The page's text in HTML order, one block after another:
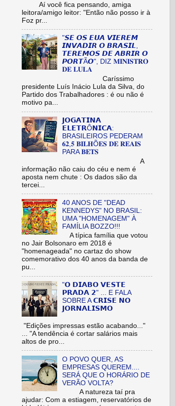
Aí você fica pensando, amiga
leitora/amigo leitor: "Então não posso ir à
Foz pr...
"𝙎𝙀 𝙊𝙎 𝙀𝙐𝘼 𝙑𝙄𝙀𝙍𝙀𝙈
𝙄𝙉𝙑𝘼𝘿𝙄𝙍 𝙊 𝘽𝙍𝘼𝙎𝙄𝙇,
𝙏𝙀𝙍𝙀𝙈𝙊𝙎 𝘿𝙀 𝘼𝘽𝙍𝙄𝙍 𝙊
𝙋𝙊𝙍𝙏Ã𝙊", DIZ 𝐌𝐈𝐍𝐈𝐒𝐓𝐑𝐎
𝐃𝐄 𝐋𝐔𝐋𝐀
Caríssimo
presidente Luís Inácio Lula da Silva, do
Partido dos Trabalhadores : é ou não é
motivo pa...
𝗝𝗢𝗚𝗔𝗧𝗜𝗡𝗔
𝗘𝗟𝗘𝗧𝗥Ô𝗡𝗜𝗖𝗔:
BRASILEIROS PEDERAM
𝟔𝟐,𝟓 𝐁𝐈𝐋𝐇Õ𝐄𝐒 𝐃𝐄 𝐑𝐄𝐀𝐈𝐒
PARA 𝐁𝐄𝐓𝐒
A
informação não caiu do céu e nem é
aposta nem chute : Os dados são da
tercei...
40 ANOS DE "DEAD
KENNEDYS" NO BRASIL:
UMA "HOMENAGEM" À
FAMÍLIA BOZZO!!!
A típica família que votou
no Jair Bolsonaro em 2018 é
"homenageada" no cartaz do show
comemorativo dos 40 anos da banda de
pu...
"𝗢 𝗗𝗜𝗔𝗕𝗢 𝗩𝗘𝗦𝗧𝗘
𝗣𝗥𝗔𝗗𝗔 𝟮" ... E FALA
SOBRE A 𝗖𝗥𝗜𝗦𝗘 𝗡𝗢
𝗝𝗢𝗥𝗡𝗔𝗟𝗜𝗦𝗠𝗢
"Edições impressas estão acabando..."
... "A tendência é cortar salários mais
altos de pro...
O POVO QUER, AS
EMPRESAS QUEREM....
SERÁ QUE O HORÁRIO DE
VERÃO VOLTA?
A natureza taí pra
ajudar: Com a estiagem, reservatórios de